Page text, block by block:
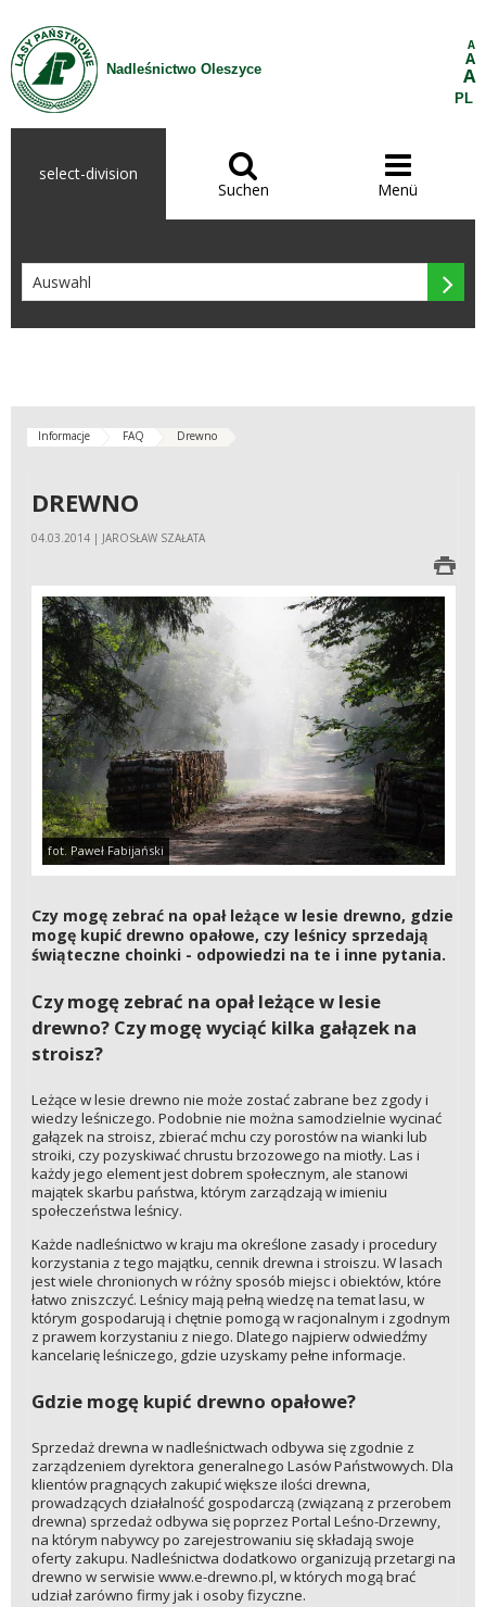
Zum Inhalt wechseln
Nadleśnictwo Oleszyce
A
A
A
PL
select-division 
Suchen

Menü

Informacje FAQ Drewno
DREWNO
04.03.2014 | JAROSŁAW SZAŁATA
fot. Paweł Fabijański
Czy mogę zebrać na opał leżące w lesie drewno, gdzie
mogę kupić drewno opałowe, czy leśnicy sprzedają
świąteczne choinki - odpowiedzi na te i inne pytania.
Czy mogę zebrać na opał leżące w lesie
drewno? Czy mogę wyciąć kilka gałązek na
stroisz?
Leżące w lesie drewno nie może zostać zabrane bez zgody i
wiedzy leśniczego. Podobnie nie można samodzielnie wycinać
gałązek na stroisz, zbierać mchu czy porostów na wianki lub
stroiki, czy pozyskiwać chrustu brzozowego na miotły. Las i
każdy jego element jest dobrem społecznym, ale stanowi
majątek skarbu państwa, którym zarządzają w imieniu
społeczeństwa leśnicy.
Każde nadleśnictwo w kraju ma określone zasady i procedury
korzystania z tego majątku, cennik drewna i stroiszu. W lasach
jest wiele chronionych w różny sposób miejsc i obiektów, które
łatwo zniszczyć. Leśnicy mają pełną wiedzę na temat lasu, w
którym gospodarują i chętnie pomogą w racjonalnym i zgodnym
z prawem korzystaniu z niego. Dlatego najpierw odwiedźmy
kancelarię leśniczego, gdzie uzyskamy pełne informacje.
Gdzie mogę kupić drewno opałowe?
Sprzedaż drewna w nadleśnictwach odbywa się zgodnie z
zarządzeniem dyrektora generalnego Lasów Państwowych. Dla
klientów pragnących zakupić większe ilości drewna,
prowadzących działalność gospodarczą (związaną z przerobem
drewna) sprzedaż odbywa się poprzez Portal Leśno-Drzewny,
na którym nabywcy po zarejestrowaniu się składają swoje
oferty zakupu. Nadleśnictwa dodatkowo organizują przetargi na
drewno w serwisie www.e-drewno.pl, w których mogą brać
udział zarówno firmy jak i osoby fizyczne.